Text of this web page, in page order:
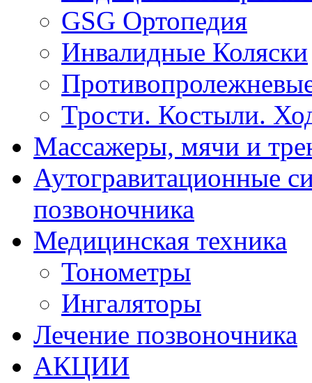
GSG Ортопедия
Инвалидные Коляски
Трости. Костыли.
Массажеры, мячи и
Аутогравитационные
позвоночника
Медицинская техника
Тонометры
Ингаляторы
Лечение позвоночника
АКЦИИ